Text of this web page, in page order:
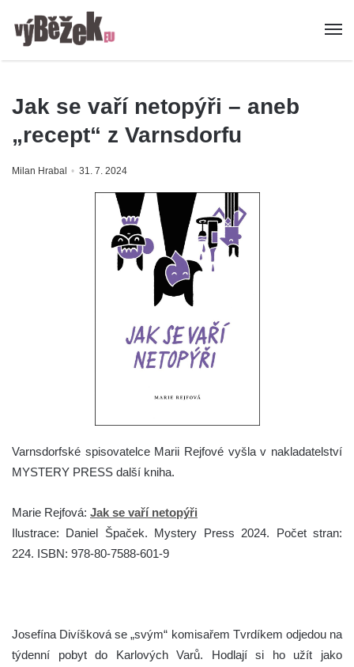
Jak se vaří netopýři – aneb
„recept“ z Varnsdorfu
Milan Hrabal 31. 7. 2024
Varnsdorfské spisovatelce Marii Rejfové vyšla v nakladatelství
MYSTERY PRESS další kniha.
Marie Rejfová: Jak se vaří netopýři
Ilustrace: Daniel Špaček. Mystery Press 2024. Počet stran:
224. ISBN: 978-80-7588-601-9
Josefína Divíšková se „svým“ komisařem Tvrdíkem odjedou na
týdenní pobyt do Karlových Varů. Hodlají si ho užít jako